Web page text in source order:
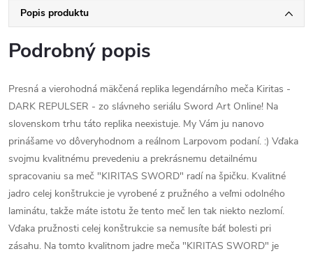
Popis produktu
Podrobný popis
Presná a vierohodná mäkčená replika legendárního meča Kiritas -
DARK REPULSER - zo slávneho seriálu Sword Art Online! Na
slovenskom trhu táto replika neexistuje. My Vám ju nanovo
prinášame vo dôveryhodnom a reálnom Larpovom podaní. :) Vďaka
svojmu kvalitnému prevedeniu a prekrásnemu detailnému
spracovaniu sa meč "KIRITAS SWORD" radí na špičku. Kvalitné
jadro celej konštrukcie je vyrobené z pružného a veľmi odolného
laminátu, takže máte istotu že tento meč len tak niekto nezlomí.
Vďaka pružnosti celej konštrukcie sa nemusíte báť bolesti pri
zásahu. Na tomto kvalitnom jadre meča "KIRITAS SWORD" je